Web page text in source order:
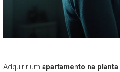
Adquirir um apartamento na planta